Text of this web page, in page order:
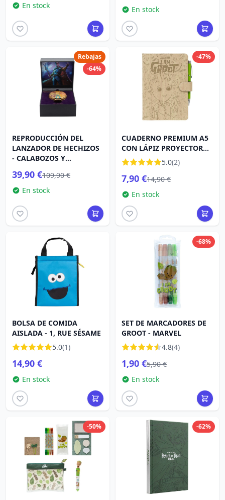
En stock
En stock
Rebajas
-64%
REPRODUCCIÓN DEL
LANZADOR DE HECHIZOS
- CALABOZOS Y
LOS LADRONES
39,90 €109,90 €
En stock
-47%
CUADERNO PREMIUM A5
CON LÁPIZ PROYECTOR
GROOT - MARVEL
5.0(2)
7,90 €14,90 €
En stock
BOLSA DE COMIDA
AISLADA - 1, RUE SÉSAME
5.0(1)
14,90 €
En stock
-68%
SET DE MARCADORES DE
GROOT - MARVEL
4.8(4)
1,90 €5,90 €
En stock
-50% -62%